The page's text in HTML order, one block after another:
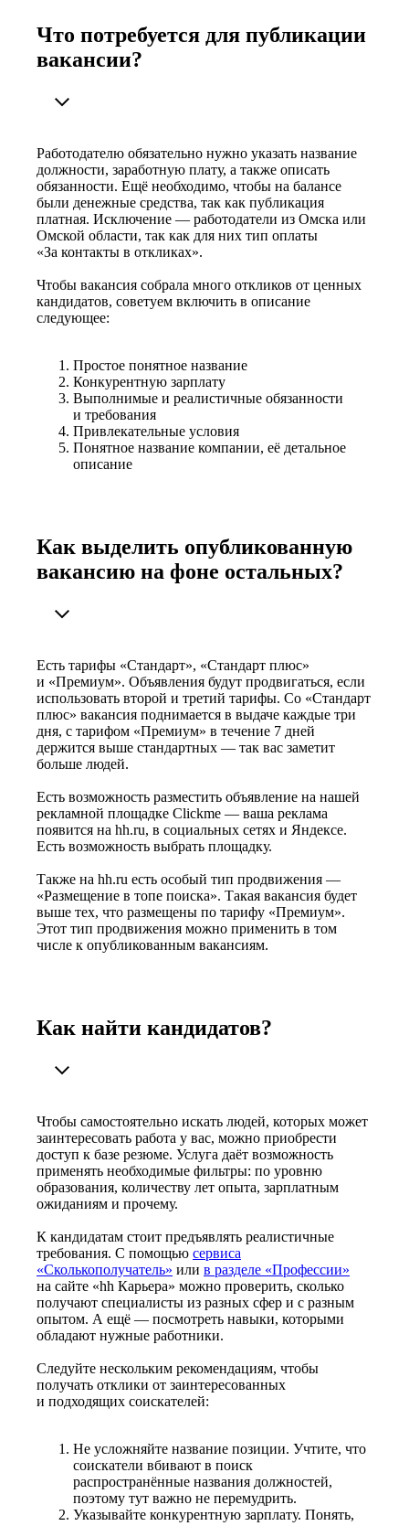
Что потребуется для публикации
вакансии?
Работодателю обязательно нужно указать название
должности, заработную плату, а также описать
обязанности. Ещё необходимо, чтобы на балансе
были денежные средства, так как публикация
платная. Исключение — работодатели из Омска или
Омской области, так как для них тип оплаты
«За контакты в откликах».
Чтобы вакансия собрала много откликов от ценных
кандидатов, советуем включить в описание
следующее:
Простое понятное название
Конкурентную зарплату
Выполнимые и реалистичные обязанности
и требования
Привлекательные условия
Понятное название компании, её детальное
описание
Как выделить опубликованную
вакансию на фоне остальных?
Есть тарифы «Стандарт», «Стандарт плюс»
и «Премиум». Объявления будут продвигаться, если
использовать второй и третий тарифы. Со «Стандарт
плюс» вакансия поднимается в выдаче каждые три
дня, с тарифом «Премиум» в течение 7 дней
держится выше стандартных — так вас заметит
больше людей.
Есть возможность разместить объявление на нашей
рекламной площадке Clickme — ваша реклама
появится на hh.ru, в социальных сетях и Яндексе.
Есть возможность выбрать площадку.
Также на hh.ru есть особый тип продвижения —
«Размещение в топе поиска». Такая вакансия будет
выше тех, что размещены по тарифу «Премиум».
Этот тип продвижения можно применить в том
числе к опубликованным вакансиям.
Как найти кандидатов?
Чтобы самостоятельно искать людей, которых может
заинтересовать работа у вас, можно приобрести
доступ к базе резюме. Услуга даёт возможность
применять необходимые фильтры: по уровню
образования, количеству лет опыта, зарплатным
ожиданиям и прочему.
К кандидатам стоит предъявлять реалистичные
требования. С помощью сервиса
«Сколькополучатель» или в разделе «Профессии»
на сайте «hh Карьера» можно проверить, сколько
получают специалисты из разных сфер и с разным
опытом. А ещё — посмотреть навыки, которыми
обладают нужные работники.
Следуйте нескольким рекомендациям, чтобы
получать отклики от заинтересованных
и подходящих соискателей:
Не усложняйте название позиции. Учтите, что
соискатели вбивают в поиск
распространённые названия должностей,
поэтому тут важно не перемудрить.
Указывайте конкурентную зарплату. Понять,